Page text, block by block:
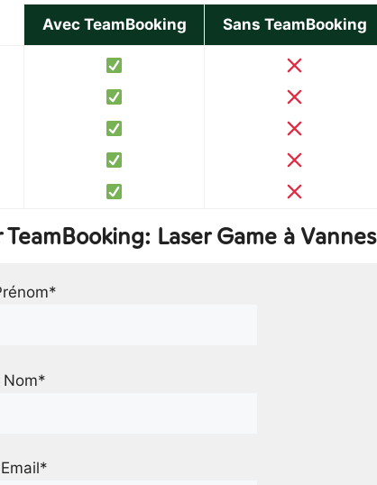
Avec TeamBooking Sans TeamBooking
Laser Game à Vannes
Nom*
Email*